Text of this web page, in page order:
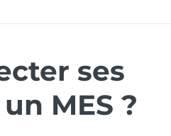
ses
MES ?